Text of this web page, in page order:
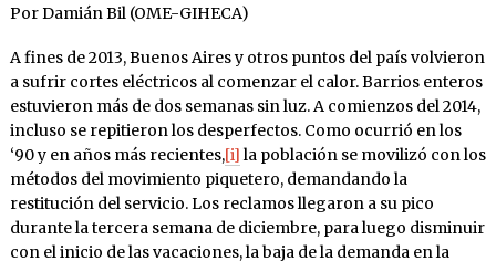
Por Damián Bil (OME-GIHECA)
A fines de 2013, Buenos Aires y otros puntos del país volvieron
a sufrir cortes eléctricos al comenzar el calor. Barrios enteros
estuvieron más de dos semanas sin luz. A comienzos del 2014,
incluso se repitieron los desperfectos. Como ocurrió en los
‘90 y en años más recientes,[i]la población se movilizó con los
métodos del movimiento piquetero, demandando la
restitución del servicio. Los reclamos llegaron a su pico
durante la tercera semana de diciembre, para luego disminuir
con el inicio de las vacaciones, la baja de la demanda en la